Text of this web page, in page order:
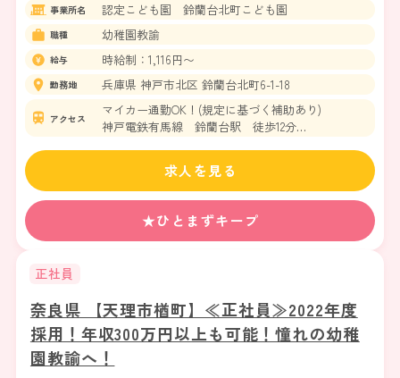
事業所名 認定こども園 鈴蘭台北町こども園
職種 幼稚園教諭
給与 時給制：1,116円〜
勤務地 兵庫県 神戸市北区 鈴蘭台北町6-1-18
アクセス
マイカー通勤OK！(規定に基づく補助あり)
神戸電鉄有馬線 鈴蘭台駅 徒歩12分
★ひとまずキープ
求人を見る
正社員
奈良県 【天理市楢町】≪正社員≫2022年度
採用！年収300万円以上も可能！憧れの幼稚
園教諭へ！